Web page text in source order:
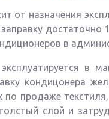
от назначения
достаточно
в
в
кондицонера
продаже
слой и